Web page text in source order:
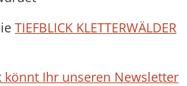
TIEFBLICK KLETTERWÄLDER
könnt Ihr unseren Newsletter